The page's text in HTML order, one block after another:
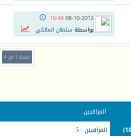
08-10-2012
16:49
بواسطة سلطان المالكي
صفحة 1 من 4
المراقبين
المراقبين : 5